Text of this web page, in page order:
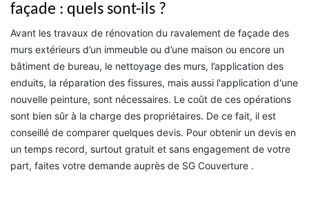
façade : quels sont-ils ?
Avant les travaux de rénovation du ravalement de façade des
murs extérieurs d’un immeuble ou d’une maison ou encore un
bâtiment de bureau, le nettoyage des murs, l’application des
enduits, la réparation des fissures, mais aussi l'application d'une
nouvelle peinture, sont nécessaires. Le coût de ces opérations
sont bien sûr à la charge des propriétaires. De ce fait, il est
conseillé de comparer quelques devis. Pour obtenir un devis en
un temps record, surtout gratuit et sans engagement de votre
part, faites votre demande auprès de SG Couverture .